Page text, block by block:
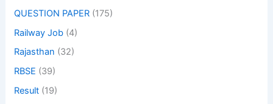
QUESTION PAPER (175)
Railway Job (4)
Rajasthan (32)
RBSE (39)
Result (19)